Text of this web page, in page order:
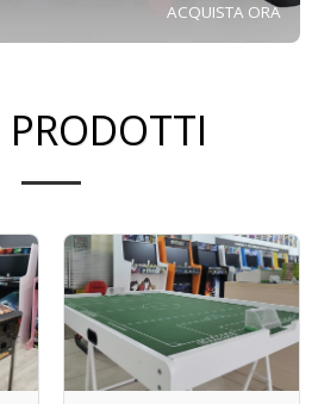
ACQUISTA ORA